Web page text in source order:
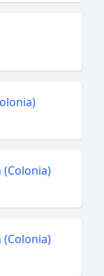
(Colonia)
(Colonia)